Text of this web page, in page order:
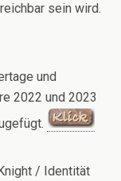
sein wird.
und
2022 und 2023
/ Identität